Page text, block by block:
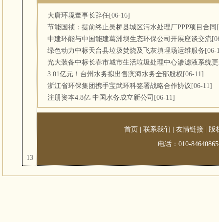
13
大唐环境董事长辞任[06-16]
节能国祯：提前终止吴桥县城区污水处理厂PPP项目合同
中建环能与中国能建葛洲坝生态环保公司开展座谈交流
绿色动力中标天台县垃圾焚烧及飞灰填埋场运维服务 [06-
光大装备中标长春市城市生活垃圾处理中心渗滤液系统
3.01亿元！台州水务拟出售滨海水务全部股权 [06-11]
浙江省环保集团携手宝武环科签署战略合作协议 [06-11]
注册资本4.8亿 中国水务成立新公司 [06-11]
首页 |联系我们 |友情链接
版
电话：010-